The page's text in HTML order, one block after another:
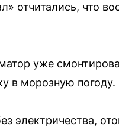
отчитались, что
уже
в морозную погоду.
электричества,